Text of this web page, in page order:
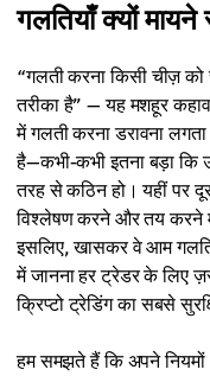
गलतियाँ क्यों
“गलती करना किसी चीज़
तरीका है” — यह मशहूर
में गलती करना डरावना
है—कभी-कभी इतना बड़ा कि
तरह से कठिन हो। यहीं पर
विश्लेषण करने और तय करने में
इसलिए, खासकर वे आम
में जानना हर ट्रेडर के लिए
क्रिप्टो ट्रेडिंग का सबसे
हम समझते हैं कि अपने